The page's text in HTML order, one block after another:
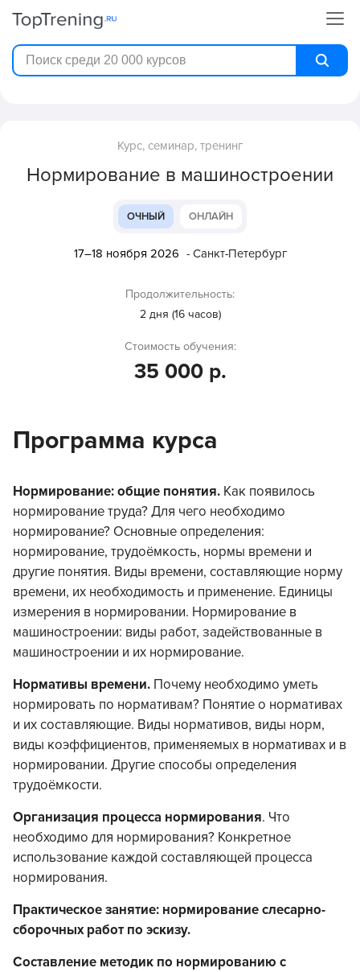
Курс, семинар, тренинг
Нормирование в машиностроении
ОЧНЫЙ ОНЛАЙН
17–18 ноября 2026 - Санкт-Петербург
Продолжительность:
2 дня (16 часов)
Стоимость обучения:
35 000 р.
Программа курса
Нормирование: общие понятия. Как появилось
нормирование труда? Для чего необходимо
нормирование? Основные определения:
нормирование, трудоёмкость, нормы времени и
другие понятия. Виды времени, составляющие норму
времени, их необходимость и применение. Единицы
измерения в нормировании. Нормирование в
машиностроении: виды работ, задействованные в
машиностроении и их нормирование.
Нормативы времени. Почему необходимо уметь
нормировать по нормативам? Понятие о нормативах
и их составляющие. Виды нормативов, виды норм,
виды коэффициентов, применяемых в нормативах и в
нормировании. Другие способы определения
трудоёмкости.
Организация процесса нормирования. Что
необходимо для нормирования? Конкретное
использование каждой составляющей процесса
нормирования.
Практическое занятие: нормирование слесарно-
сборочных работ по эскизу.
Составление методик по нормированию с